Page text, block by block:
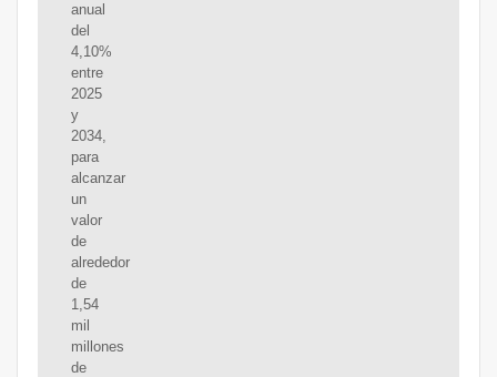
anual
del
4,10%
entre
2025
y
2034,
para
alcanzar
un
valor
de
alrededor
de
1,54
mil
millones
de